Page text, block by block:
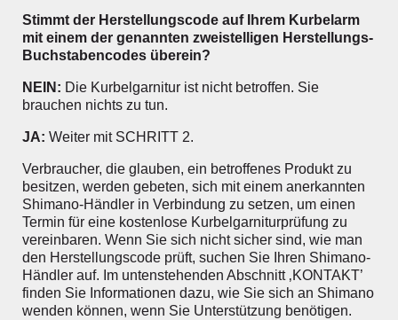
Stimmt der Herstellungscode auf Ihrem Kurbelarm
mit einem der genannten zweistelligen Herstellungs-
Buchstabencodes überein?
NEIN: Die Kurbelgarnitur ist nicht betroffen. Sie
brauchen nichts zu tun.
JA: Weiter mit SCHRITT 2.
Verbraucher, die glauben, ein betroffenes Produkt zu
besitzen, werden gebeten, sich mit einem anerkannten
Shimano-Händler in Verbindung zu setzen, um einen
Termin für eine kostenlose Kurbelgarniturprüfung zu
vereinbaren. Wenn Sie sich nicht sicher sind, wie man
den Herstellungscode prüft, suchen Sie Ihren Shimano-
Händler auf. Im untenstehenden Abschnitt ‚KONTAKT’
finden Sie Informationen dazu, wie Sie sich an Shimano
wenden können, wenn Sie Unterstützung benötigen.